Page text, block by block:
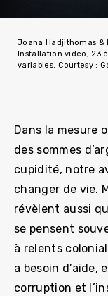
Joana Hadjithomas &
Installation vidéo, 23
variables. Courtesy :
Dans la mesure
des sommes
cupidité, notre
changer de vie.
révèlent aussi
se pensent
à relents
a besoin d’aide,
corruption et